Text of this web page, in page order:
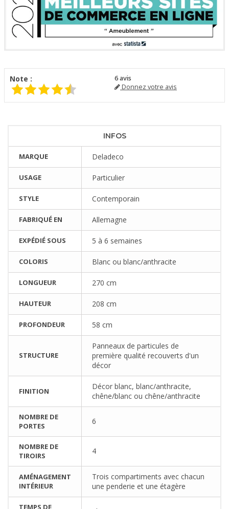
Note : 6avis
Donnez votre avis
INFOS
MARQUE Deladeco
USAGE Particulier
STYLE Contemporain
FABRIQUÉ EN Allemagne
EXPÉDIÉ SOUS 5 à 6 semaines
COLORIS Blanc ou blanc/anthracite
LONGUEUR 270 cm
HAUTEUR 208 cm
PROFONDEUR 58 cm
STRUCTURE
Panneaux de particules de
première qualité recouverts d'un
décor
FINITION
Décor blanc, blanc/anthracite,
chêne/blanc ou chêne/anthracite
NOMBRE DE
PORTES
6
NOMBRE DE
TIROIRS
4
AMÉNAGEMENT
INTÉRIEUR
Trois compartiments avec chacun
une penderie et une étagère
TEMPS DE